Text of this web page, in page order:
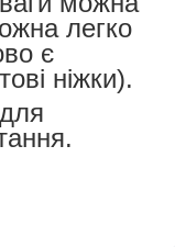
легко
є
ніжки).